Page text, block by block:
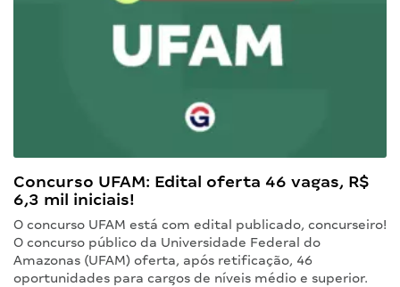
Concurso UFAM: Edital oferta 46 vagas, R$
6,3 mil iniciais!
O concurso UFAM está com edital publicado, concurseiro!
O concurso público da Universidade Federal do
Amazonas (UFAM) oferta, após retificação, 46
oportunidades para cargos de níveis médio e superior.